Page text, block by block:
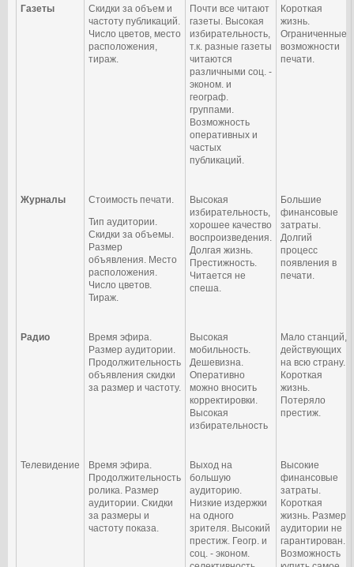
Газеты
Скидки за объем и
частоту публикаций.
Число цветов, место
расположения,
тираж.
Почти все читают
газеты. Высокая
избирательность,
т.к. разные газеты
читаются
различными соц. -
эконом. и
географ.
группами.
Возможность
оперативных и
частых
публикаций.
Короткая
жизнь.
Ограниченные
возможности
печати.
Журналы
Стоимость печати.
Тип аудитории.
Скидки за объемы.
Размер
объявления. Место
расположения.
Число цветов.
Тираж.
Высокая
избирательность,
хорошее качество
воспроизведения.
Долгая жизнь.
Престижность.
Читается не
спеша.
Большие
финансовые
затраты.
Долгий
процесс
появления в
печати.
Радио
Время эфира.
Размер аудитории.
Продолжительность
объявления скидки
за размер и частоту.
Высокая
мобильность.
Дешевизна.
Оперативно
можно вносить
корректировки.
Высокая
избирательность
Мало станций,
действующих
на всю страну.
Короткая
жизнь.
Потеряло
престиж.
Телевидение
Время эфира.
Продолжительность
ролика. Размер
аудитории. Скидки
за размеры и
частоту показа.
Выход на
большую
аудиторию.
Низкие издержки
на одного
зрителя. Высокий
престиж. Геогр. и
соц. - эконом.
Высокие
финансовые
затраты.
Короткая
жизнь. Размер
аудитории не
гарантирован.
Возможность